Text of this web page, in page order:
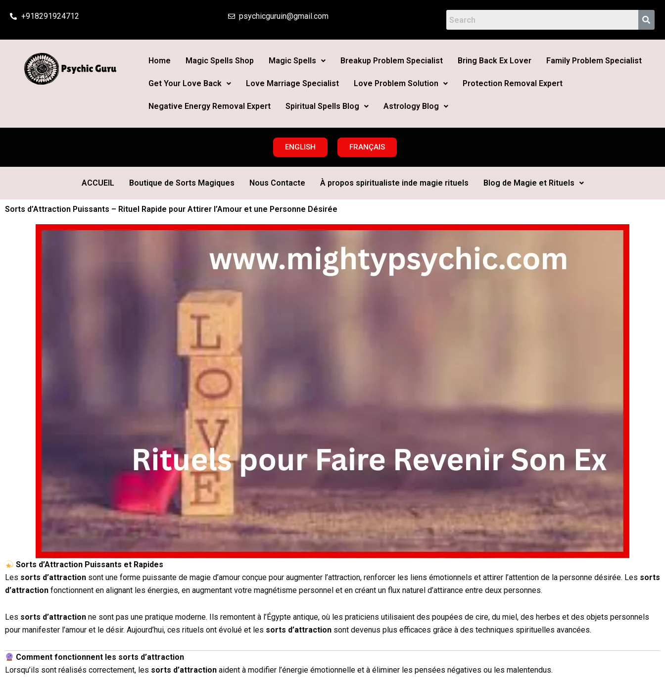
+918291924712 psychicguruin@gmail.com
Home Magic Spells Shop Magic Spells Breakup Problem Specialist Bring Back Ex Lover Family Problem Specialist
Get Your Love Back Love Marriage Specialist Love Problem Solution Protection Removal Expert
Negative Energy Removal Expert Spiritual Spells Blog Astrology Blog
ENGLISH FRANÇAIS
ACCUEIL Boutique de Sorts Magiques Nous Contacte À propos spiritualiste inde magie rituels Blog de Magie et Rituels
Sorts d’Attraction Puissants – Rituel Rapide pour Attirer l’Amour et une Personne Désirée
Sorts d’Attraction Puissants et Rapides
Les sorts d’attraction sont une forme puissante de magie d’amour conçue pour augmenter l’attraction, renforcer les liens émotionnels et attirer l’attention de la personne désirée. Les sorts
d’attraction fonctionnent en alignant les énergies, en augmentant votre magnétisme personnel et en créant un flux naturel d’attirance entre deux personnes.
Les sorts d’attraction ne sont pas une pratique moderne. Ils remontent à l’Égypte antique, où les praticiens utilisaient des poupées de cire, du miel, des herbes et des objets personnels
pour manifester l’amour et le désir. Aujourd’hui, ces rituels ont évolué et les sorts d’attraction sont devenus plus efficaces grâce à des techniques spirituelles avancées.
Comment fonctionnent les sorts d’attraction
Lorsqu’ils sont réalisés correctement, les sorts d’attraction aident à modifier l’énergie émotionnelle et à éliminer les pensées négatives ou les malentendus.